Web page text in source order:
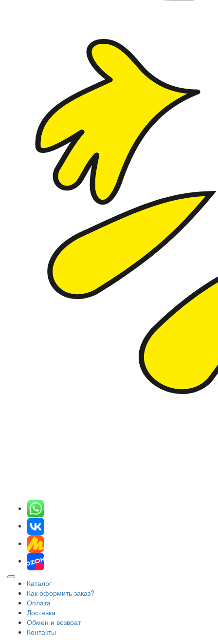
Каталог
Как оформить заказ?
Оплата
Доставка
Обмен и возврат
Контакты